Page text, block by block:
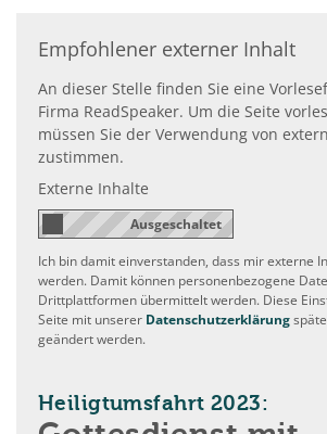
Empfohlener externer Inhalt
An dieser Stelle finden Sie eine
Firma ReadSpeaker. Um die Seite
müssen Sie der Verwendung von
zustimmen.
Externe Inhalte
Ich bin damit einverstanden, dass mir externe
werden. Damit können personenbezogene
Drittplattformen übermittelt werden. Diese
Seite mit unserer Datenschutzerklärung
geändert werden.
Heiligtumsfahrt 2023: